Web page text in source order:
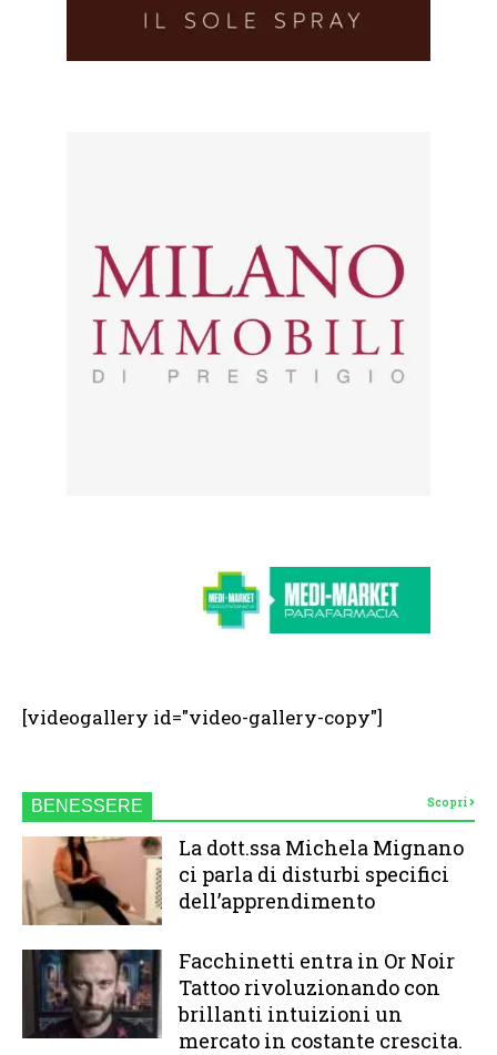
[videogallery id="video-gallery-copy"]
BENESSERE Scopri
La dott.ssa Michela Mignano
ci parla di disturbi specifici
dell’apprendimento
Facchinetti entra in Or Noir
Tattoo rivoluzionando con
brillanti intuizioni un
mercato in costante crescita.